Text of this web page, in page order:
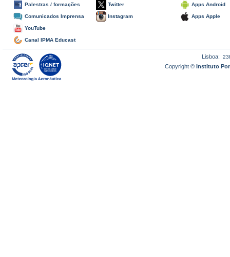
Palestras / formações
Comunicados Imprensa
YouTube
Canal IPMA Educast
Twitter
Instagram
Apps Android
Apps Apple
Lisboa:
Copyright ©Instituto